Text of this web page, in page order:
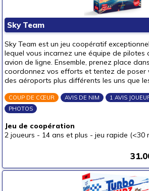
Puzzles & casse-têtes
un bébé (0-3 ans)
un p'tit bout (3-6 ans)
un junior (6-8 ans)
un jeune ado (8-12 ans)
un ado (12-16 ans)
un adulte (16 ans et +)
Prix
autour de 10 €
Sky Team
Sky Team est un jeu coopératif
lequel vous incarnez une équipe de pilotes
avion de ligne. Ensemble, prenez place
coordonnez vos efforts et tentez de poser
des aéroports plus différents les uns que
COUP DE CŒUR AVIS DE NIM
1 AVIS
PHOTOS
Jeu de coopération
2 joueurs - 14 ans et plus - jeu rapide (<30